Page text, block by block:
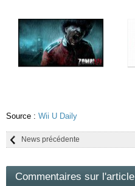
Source : Wii U Daily
News précédente
Commentaires sur l'article